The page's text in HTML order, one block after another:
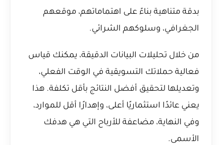
بدقة متناهية بناءً على اهتماماتهم، موقعهم
الجغرافي، وسلوكهم الشرائي.
من خلال تحليلات البيانات الدقيقة، يمكنك قياس
فعالية حملاتك التسويقية في الوقت الفعلي،
وتعديلها لتحقيق أفضل النتائج بأقل تكلفة. هذا
يعني عائدًا استثماريًا أعلى، وإهدارًا أقل للموارد،
وفي النهاية، مضاعفة للأرباح التي هي هدفك
الأسمى.